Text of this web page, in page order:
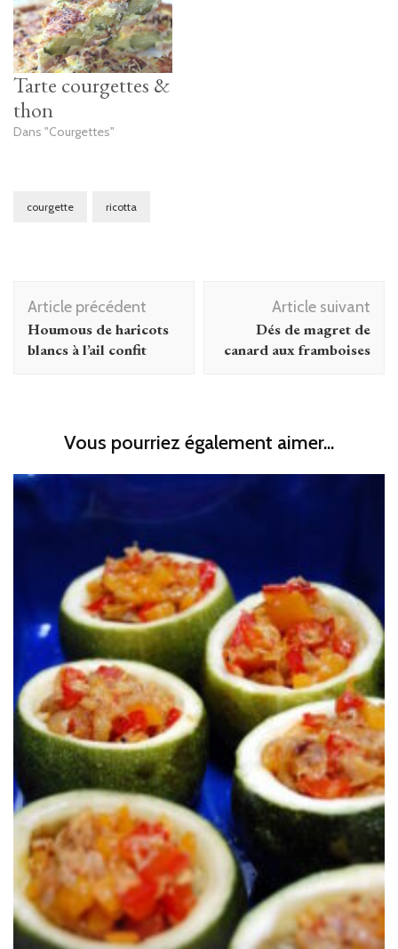
Tarte courgettes &
thon
Dans "Courgettes"
courgette ricotta
Navigation
d'article
Article précédent
Houmous de haricots
blancs à l’ail confit
Article suivant
Dés de magret de
canard aux framboises
Vous pourriez également aimer...